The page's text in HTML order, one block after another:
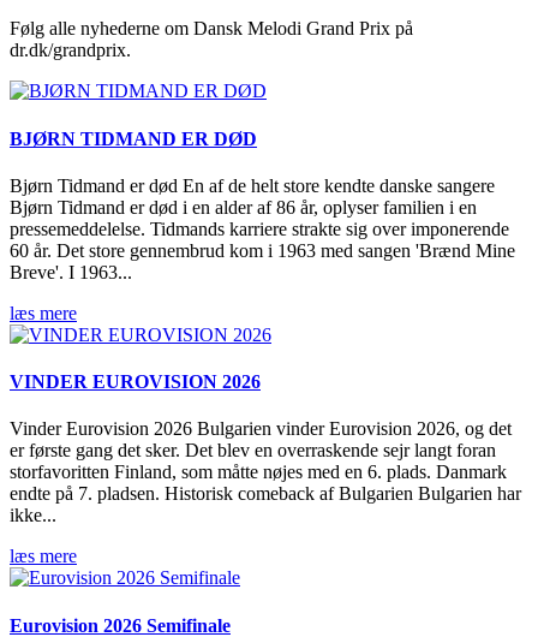
Følg alle nyhederne om Dansk Melodi Grand Prix på
dr.dk/grandprix.
BJØRN TIDMAND ER DØD
Bjørn Tidmand er død En af de helt store kendte danske sangere
Bjørn Tidmand er død i en alder af 86 år, oplyser familien i en
pressemeddelelse. Tidmands karriere strakte sig over imponerende
60 år. Det store gennembrud kom i 1963 med sangen 'Brænd Mine
Breve'. I 1963...
læs mere
VINDER EUROVISION 2026
Vinder Eurovision 2026 Bulgarien vinder Eurovision 2026, og det
er første gang det sker. Det blev en overraskende sejr langt foran
storfavoritten Finland, som måtte nøjes med en 6. plads. Danmark
endte på 7. pladsen. Historisk comeback af Bulgarien Bulgarien har
ikke...
læs mere
Eurovision 2026 Semifinale